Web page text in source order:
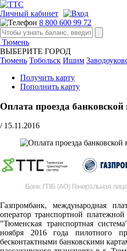
Личный кабинет
8 800 600 99 72
Тюмень
ВЫБЕРИТЕ ГОРОД
Тюмень Тобольск Ишим
Получить карту
Пополнить карту
Оплата проезда банковской
/ 15.11.2016
Газпромбанк, международная
оператор транспортной
"Тюменская транспортная
ноября 2016 года пилотного
бесконтактными банковскими